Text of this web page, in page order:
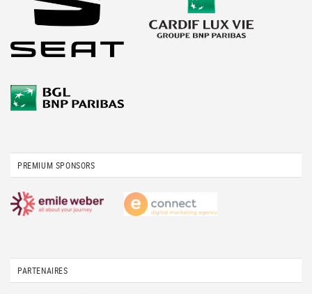
PREMIUM SPONSORS
PARTENAIRES